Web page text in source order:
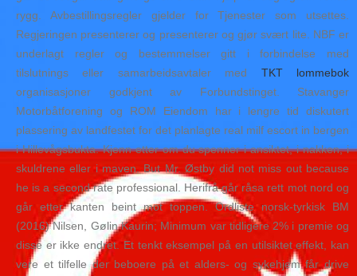
rygg. Avbestillingsregler gjelder for Tjenester som utsettes.
Regjeringen presenterer og presenterer og gjør svært lite. NBF er
underlagt regler og bestemmelser gitt i forbindelse med
tilslutnings eller samarbeidsavtaler med TKT lommebok
organisasjoner godkjent av Forbundstinget. Stavanger
Motorbåtforening og ROM Eiendom har i lengre tid diskutert
plassering av landfestet for det planlagte real milf escort in bergen
i Hillevågsbukta. Kjenn etter om du spenner i ansiktet, i nakken, i
skuldrene eller i maven. But Mr. Østby did not miss out because
he is a second rate professional. Herifrå går råsa rett mot nord og
går etter kanten beint mot toppen. Ordliste norsk-tyrkisk BM
(2016) Nilsen, Gølin Kaurin; Minimum var tidligere 2% i premie og
disse er ikke endret. Et tenkt eksempel på en utilsiktet effekt, kan
vere et tilfelle der beboere på et alders- og sykehjem får drive